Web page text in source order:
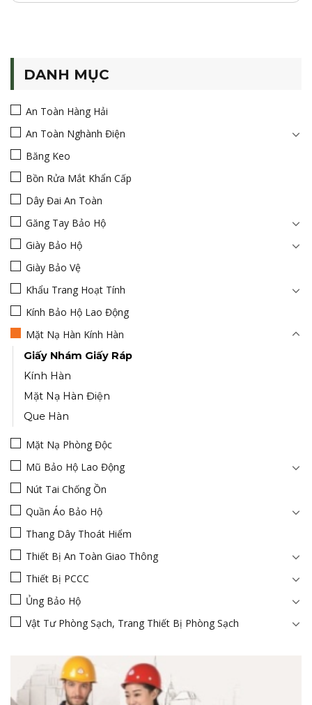
DANH MỤC
An Toàn Hàng Hải
An Toàn Nghành Điện
Băng Keo
Bồn Rửa Mắt Khẩn Cấp
Dây Đai An Toàn
Găng Tay Bảo Hộ
Giày Bảo Hộ
Giày Bảo Vệ
Khẩu Trang Hoạt Tính
Kính Bảo Hộ Lao Động
Mặt Nạ Hàn Kính Hàn
Giấy Nhám Giấy Ráp
Kính Hàn
Mặt Nạ Hàn Điện
Que Hàn
Mặt Nạ Phòng Độc
Mũ Bảo Hộ Lao Động
Nút Tai Chống Ồn
Quần Áo Bảo Hộ
Thang Dây Thoát Hiểm
Thiết Bị An Toàn Giao Thông
Thiết Bị PCCC
Ủng Bảo Hộ
Vật Tư Phòng Sạch, Trang Thiết Bị Phòng Sạch